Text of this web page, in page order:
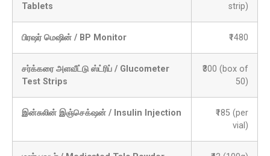
Tablets
strip)
பிரஷர் மெஷின் / BP Monitor ₹1480
சர்க்கரை அளவீட்டு ஸ்ட்ரிப் / Glucometer
Test Strips
₹300 (box of
50)
இன்சுலின் இஞ்செக்‌ஷன் / Insulin Injection
₹185 (per
vial)